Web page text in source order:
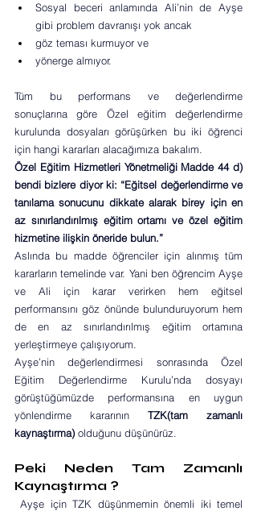
Sosyal beceri anlamında Ali’nin de Ayşe
gibi problem davranışı yok ancak
göz teması kurmuyor ve
yönerge almıyor.
Tüm bu performans ve değerlendirme
sonuçlarına göre Özel eğitim değerlendirme
kurulunda dosyaları görüşürken bu iki öğrenci
için hangi kararları alacağımıza bakalım.
Özel Eğitim Hizmetleri Yönetmeliği Madde 44 d)
bendi bizlere diyor ki: “Eğitsel değerlendirme ve
tanılama sonucunu dikkate alarak birey için en
az sınırlandırılmış eğitim ortamı ve özel eğitim
hizmetine ilişkin öneride bulun.”
Aslında bu madde öğrenciler için alınmış tüm
kararların temelinde var. Yani ben öğrencim Ayşe
ve Ali için karar verirken hem eğitsel
performansını göz önünde bulunduruyorum hem
de en az sınırlandırılmış eğitim ortamına
yerleştirmeye çalışıyorum.
Ayşe’nin değerlendirmesi sonrasında Özel
Eğitim Değerlendirme Kurulu’nda dosyayı
görüştüğümüzde performansına en uygun
yönlendirme kararının TZK(tam zamanlı
kaynaştırma) olduğunu düşünürüz.
Peki Neden Tam Zamanlı
Kaynaştırma ?
Ayşe için TZK düşünmemin önemli iki temel